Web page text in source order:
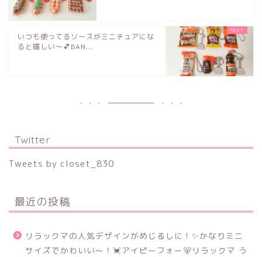
いつも使ってるソースがミニチュアにな
ると嬉しい～💕BAN...
Twitter
Tweets by closet_830
最近の投稿
リラックマの人気デザインがめじるしに！✨かなりミニ
サイズでかわいい～！💓アイピーフォー🐻リラックマ う